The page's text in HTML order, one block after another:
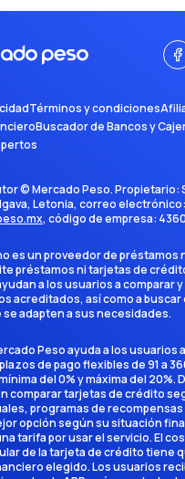
y disfruta los beneficios de
en el diplomado Mujeres al
Términos y condiciones
Buscador de Bancos y
©Mercado Peso. Propietario:
Letonia, correo electrónico:
, código de empresa:
es un proveedor de préstamos
préstamos ni tarjetas de
a los usuarios a comparar
acreditados, así como a
adapten a sus necesidades.
Peso ayuda a los usuarios
de pago flexibles de 91 a
del 0% y máxima del 20%.
comparar tarjetas de crédito
programas de
opción según su situación
tarifa por usar el servicio. El
de la tarjeta de crédito tiene
elegido. Los usuarios